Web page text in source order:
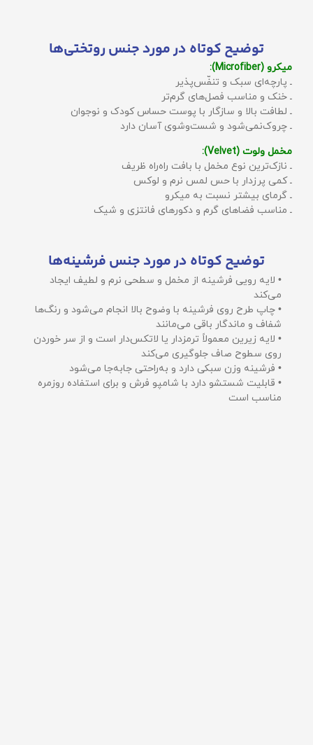
توضیح کوتاه در مورد جنس روتختی‌ها
میکرو (Microfiber):
ـ پارچه‌ای سبک و تنفّس‌پذیر
ـ خنک و مناسب فصل‌های گرم‌تر
ـ لطافت بالا و سازگار با پوست حساس کودک و نوجوان
ـ چروک‌نمی‌شود و شست‌وشوی آسان دارد
مخمل ولوت (Velvet):
ـ نازک‌ترین نوع مخمل با بافت راه‌راه ظریف
ـ کمی پرزدار با حس لمس نرم و لوکس
ـ گرمای بیشتر نسبت به میکرو
ـ مناسب فضاهای گرم و دکورهای فانتزی و شیک
توضیح کوتاه در مورد جنس فرشینه‌ها
• لایه رویی فرشینه از مخمل و سطحی نرم و لطیف ایجاد
می‌کند
• چاپ طرح روی فرشینه با وضوح بالا انجام می‌شود و رنگ‌ها
شفاف و ماندگار باقی می‌مانند
• لایه زیرین معمولاً ترمزدار یا لاتکس‌دار است و از سر خوردن
روی سطوح صاف جلوگیری می‌کند
• فرشینه وزن سبکی دارد و به‌راحتی جابه‌جا می‌شود
• قابلیت شستشو دارد با شامپو فرش و برای استفاده روزمره
مناسب است